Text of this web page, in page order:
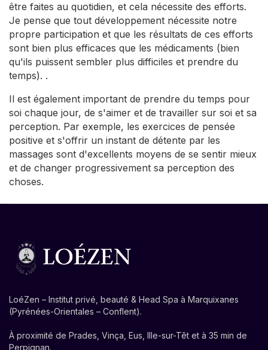
être faites au quotidien, et cela nécessite des efforts.
Je pense que tout développement nécessite notre
propre participation et que les résultats de ces efforts
sont bien plus efficaces que les médicaments (bien
qu'ils puissent sembler plus difficiles et prendre du
temps). .
Il est également important de prendre du temps pour
soi chaque jour, de s'aimer et de travailler sur soi et sa
perception. Par exemple, les exercices de pensée
positive et s'offrir un instant de détente par les
massages sont d'excellents moyens de se sentir mieux
et de changer progressivement sa perception des
choses.
LoéZen – Institut privé, beauté & Head Spa à Marquixanes
(Pyrénées-Orientales – Conflent).
À proximité de Prades, Vinça, Eus, Ille-sur-Têt et à 35 min de
Perpignan.